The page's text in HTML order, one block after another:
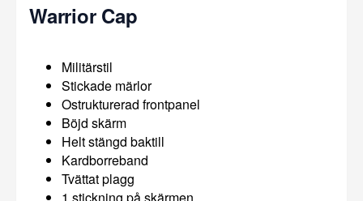
Warrior Cap
Militärstil
Stickade märlor
Ostrukturerad frontpanel
Böjd skärm
Helt stängd baktill
Kardborreband
Tvättat plagg
1 stickning på skärmen